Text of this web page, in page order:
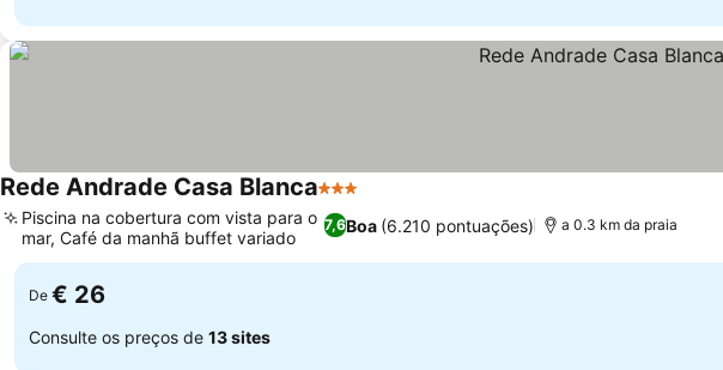
Rede Andrade Casa Blanca3 Estrelas
7,6Boa (6.210 pontuações)
Piscina na cobertura com vista para o
mar, Café da manhã buffet variado
a 0.3 km da praia
De € 26
Consulte os preços de 13 sites